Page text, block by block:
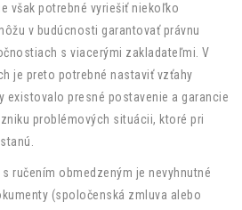
však potrebné vyriešiť niekoľko
v budúcnosti garantovať právnu
s viacerými zakladateľmi. V
je preto potrebné nastaviť vzťahy
existovalo presné postavenie a garancie
problémových situácii, ktoré pri
ručením obmedzeným je nevyhnutné
(spoločenská zmluva alebo